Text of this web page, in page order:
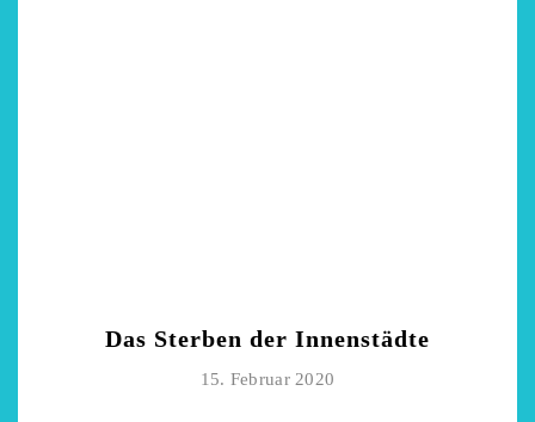
Das Sterben der Innenstädte
15. Februar 2020